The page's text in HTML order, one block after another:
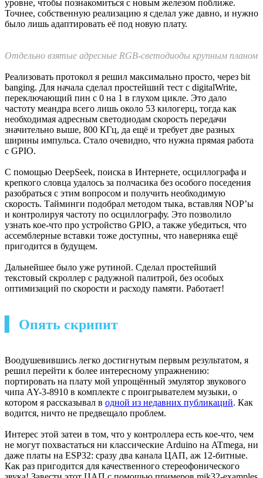
Первый привет из платы
Попробовал погуглить такую проблему, и, конечно,
столкнулся с прелестями импортозамещения: такая
информация в интернете не ищется. Тогда решил идти
традиционным путём, по всем граблям. Включил подробный
лог компиляции и загрузки. Это мало что дало:
То есть по какой-то причине просто не работает сама
программа-загрузчик скетча в плату, и уточнять она ничего не
собирается. Тогда пошёл туда, куда послал меня лог:
посмотреть, что за elbear_uploader такой. Запустил его
Скетч использует 6608 байт (0%) памяти устройства.
Глобальные переменные используют 748 байт (4%)
Произошла ошибка при загрузке скетча
кого-то не будет на компьютере Windows 10 или 11, а будет аж
Windows 7. Но в моей практике это первый случай, и какая
такая необходимость у загрузчика в свежей версии Windows,
можно скачать свежую версию загрузчика, и он называется
elbear_uploader_win10_v0_2_2.zip. Также есть загрузчик для
Linux, что могло бы спасти ситуацию, но Linux у меня под
ради одной платы желания совершенно не было.
К счастью, исходный код загрузчика открыт, и его можно
попытаться пересобрать. К сожалению, он написан на Python,
и его нужно скомпилировать в исполняемый файл. Для этого
мне пришлось обновить давно установленный Python. Тут-то
и выяснилось, зачем загрузчику Windows 10: с версии 3.9 сам
Python не работает на Windows 7.